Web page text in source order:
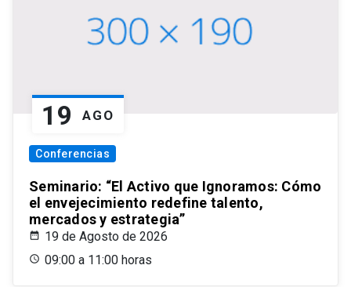
19 AGO
Conferencias
Seminario: “El Activo que Ignoramos: Cómo
el envejecimiento redefine talento,
mercados y estrategia”
19 de Agosto de 2026
09:00 a 11:00 horas